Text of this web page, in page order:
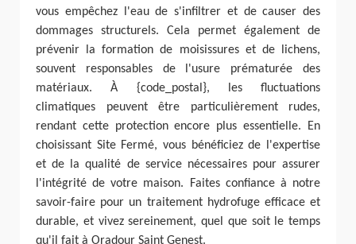
vous empêchez l'eau de s'infiltrer et de causer des
dommages structurels. Cela permet également de
prévenir la formation de moisissures et de lichens,
souvent responsables de l'usure prématurée des
matériaux. À {code_postal}, les fluctuations
climatiques peuvent être particulièrement rudes,
rendant cette protection encore plus essentielle. En
choisissant Site Fermé, vous bénéficiez de l'expertise
et de la qualité de service nécessaires pour assurer
l'intégrité de votre maison. Faites confiance à notre
savoir-faire pour un traitement hydrofuge efficace et
durable, et vivez sereinement, quel que soit le temps
qu'il fait à Oradour Saint Genest.